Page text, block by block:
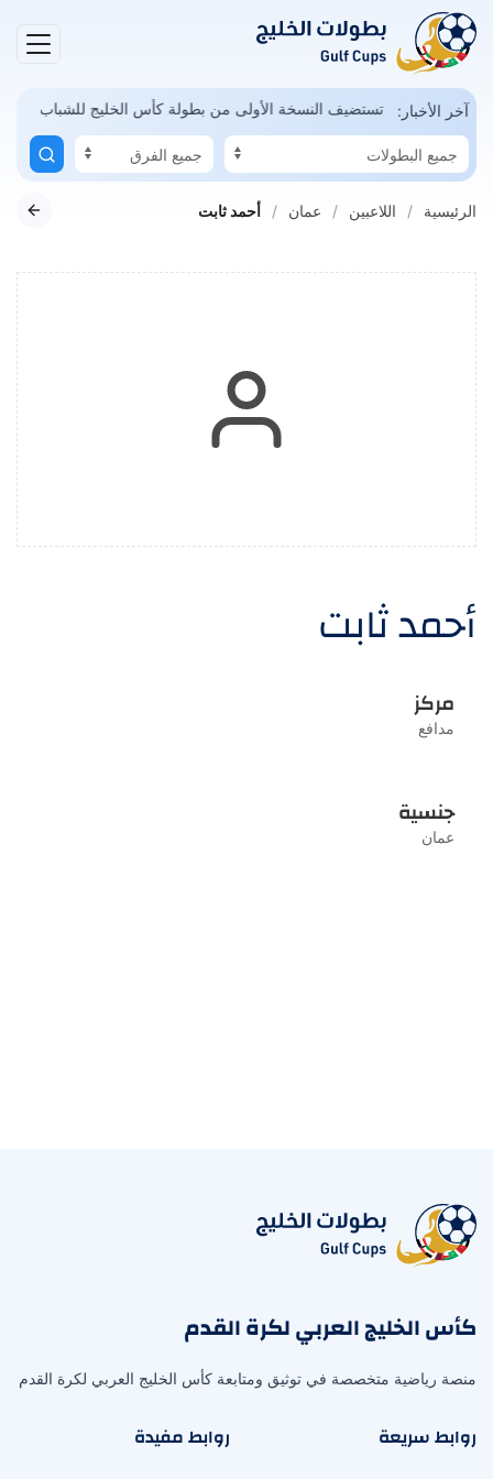
آخر الأخبار:السعودية تستضيف النسخة الأولى من بطولة كأس الخليج للشباب
الرئيسية اللاعبين عمان أحمد ثابت
أحمد ثابت
مركز
مدافع
جنسية
عمان
كأس الخليج العربي لكرة القدم
منصة رياضية متخصصة في توثيق ومتابعة كأس الخليج العربي لكرة القدم
روابط سريعة روابط مفيدة